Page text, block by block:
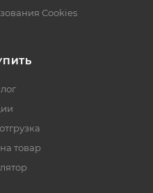
Cookies
товар